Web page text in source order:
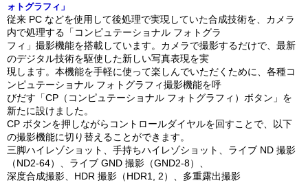
ォトグラフィ」
従来 PC などを使用して後処理で実現していた合成技術を、カメラ
内で処理する「コンピュテーショナル フォトグラ
フィ」撮影機能を搭載しています。カメラで撮影するだけで、最新
のデジタル技術を駆使した新しい写真表現を実
現します。本機能を手軽に使って楽しんでいただくために、各種コ
ンピュテーショナル フォトグラフィ撮影機能を呼
びだす「CP（コンピュテーショナル フォトグラフィ）ボタン」を
新たに設けました。
CP ボタンを押しながらコントロールダイヤルを回すことで、以下
の撮影機能に切り替えることができます。
三脚ハイレゾショット、手持ちハイレゾショット、ライブ ND 撮影
（ND2-64）、ライブ GND 撮影（GND2-8）、
深度合成撮影、HDR 撮影（HDR1, 2）、多重露出撮影